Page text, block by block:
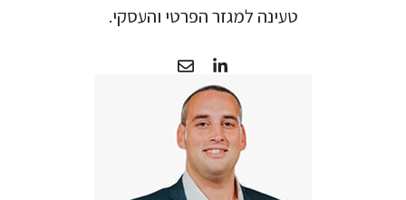
טעינה למגזר הפרטי והעסקי.